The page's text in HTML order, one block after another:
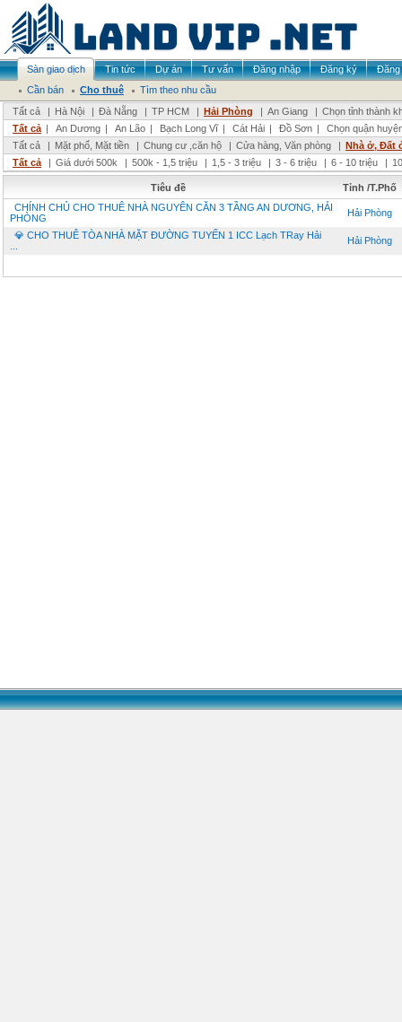
Sàn giao dịch Tin tức Dự án Tư vấn Đăng nhập Đăng ký
Đăng
Cần bán
Cho thuê
Tìm theo nhu cầu
Tất cả
| Hà Nội | Đà Nẵng | TP HCM | Hải Phòng | An Giang | Chọn tỉnh thành
Tất cả | An Dương | An Lão | Bạch Long Vĩ | Cát Hải | Đồ Sơn |
Chọn quận
Tất cả
| Mặt phố, Mặt tiền | Chung cư ,căn hộ | Cửa hàng, Văn phòng | Nhà ở, Đất
Tất cả
| Giá dưới 500k | 500k - 1,5 triệu | 1,5 - 3 triệu | 3 - 6 triệu | 6 - 10 triệu |
Tiêu đề
Tỉnh /T.Phố
CHÍNH CHỦ CHO THUÊ NHÀ NGUYÊN CĂN 3 TẦNG AN DƯƠNG, HẢI
PHÒNG
Hải Phòng
💎 CHO THUÊ TÒA NHÀ MẶT ĐƯỜNG TUYẾN 1 ICC Lạch TRay Hải
Hải Phòng